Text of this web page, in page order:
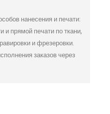
нанесения и печати:
прямой печати по ткани,
и фрезеровки.
заказов через